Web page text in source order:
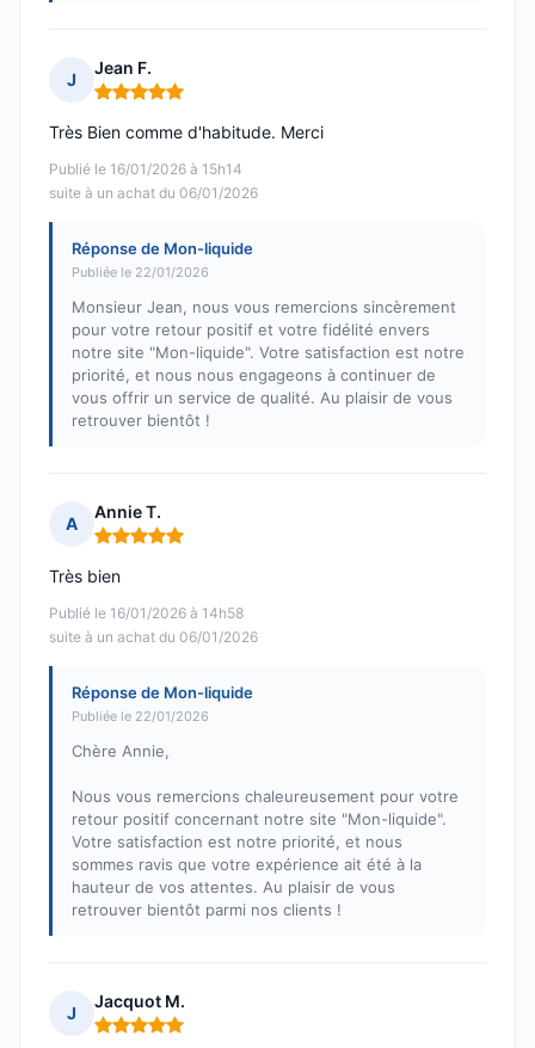
J
Jean F.
Note : 5 sur 5
Publié le 16/01/2026 à 15h14
suite à un achat du 06/01/2026
Très Bien comme d'habitude. Merci
Réponse de Mon-liquide
Publiée le 22/01/2026
Monsieur Jean, nous vous remercions sincèrement
pour votre retour positif et votre fidélité envers
notre site "Mon-liquide". Votre satisfaction est notre
priorité, et nous nous engageons à continuer de
vous offrir un service de qualité. Au plaisir de vous
retrouver bientôt !
A
Annie T.
Note : 5 sur 5
Publié le 16/01/2026 à 14h58
suite à un achat du 06/01/2026
Très bien
Réponse de Mon-liquide
Publiée le 22/01/2026
Chère Annie,
Nous vous remercions chaleureusement pour votre
retour positif concernant notre site "Mon-liquide".
Votre satisfaction est notre priorité, et nous
sommes ravis que votre expérience ait été à la
hauteur de vos attentes. Au plaisir de vous
retrouver bientôt parmi nos clients !
J
Jacquot M.
Note : 5 sur 5